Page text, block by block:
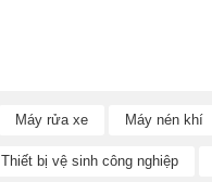
Máy rửa xe Máy nén khí
Thiết bị vệ sinh công nghiệp